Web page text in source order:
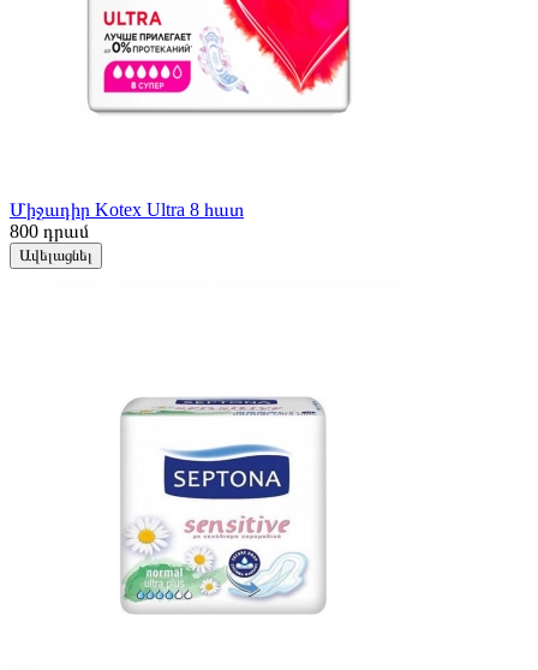
Միջադիր Kotex Ultra 8 հատ
800 դրամ
Ավելացնել